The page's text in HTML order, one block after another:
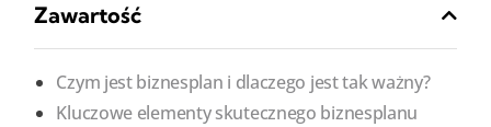
Zawartość
Czym jest biznesplan i dlaczego jest tak ważny?
Kluczowe elementy skutecznego biznesplanu